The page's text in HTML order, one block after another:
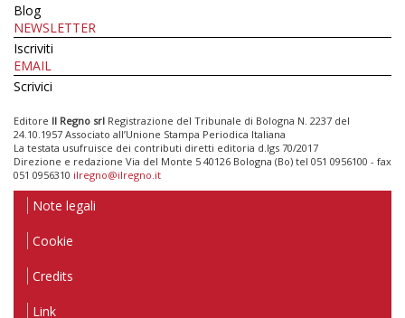
Blog
NEWSLETTER
Iscriviti
EMAIL
Scrivici
Editore Il Regno srl Registrazione del Tribunale di Bologna N. 2237 del
24.10.1957 Associato all’Unione Stampa Periodica Italiana
La testata usufruisce dei contributi diretti editoria d.lgs 70/2017
Direzione e redazione Via del Monte 5 40126 Bologna (Bo) tel 051 0956100 - fax
051 0956310 ilregno@ilregno.it
Note legali
Cookie
Credits
Link